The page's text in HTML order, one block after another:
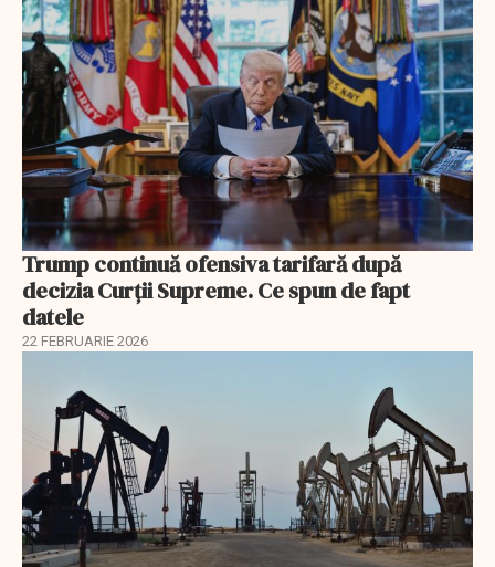
Trump continuă ofensiva tarifară după
decizia Curții Supreme. Ce spun de fapt
datele
22 FEBRUARIE 2026